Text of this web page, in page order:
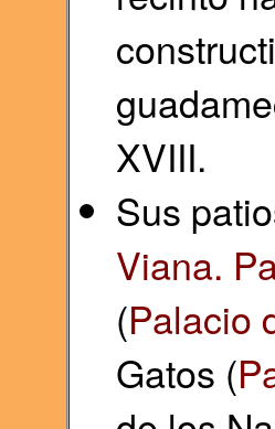
XVIII.
Sus
Viana.
(Palacio
Gatos (